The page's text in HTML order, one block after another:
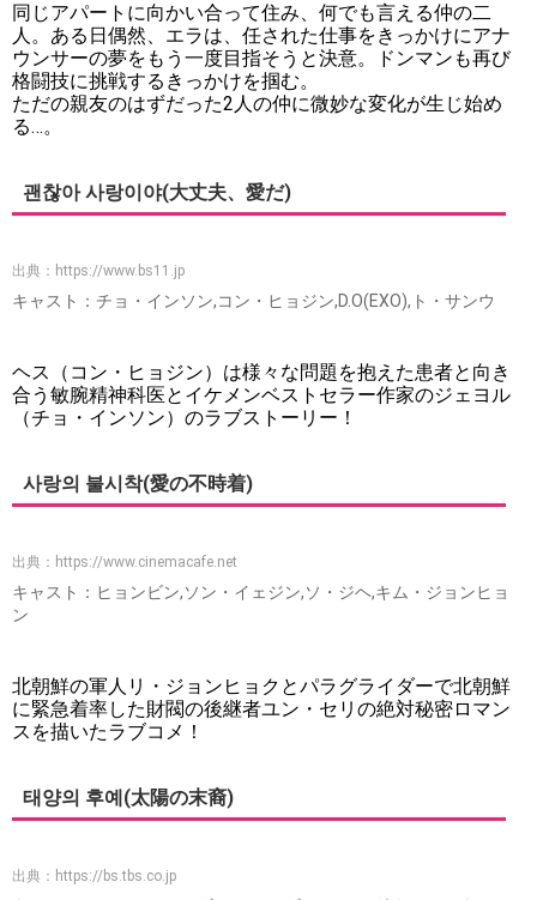
同じアパートに向かい合って住み、何でも言える仲の二
人。ある日偶然、エラは、任された仕事をきっかけにアナ
ウンサーの夢をもう一度目指そうと決意。ドンマンも再び
格闘技に挑戦するきっかけを掴む。
ただの親友のはずだった2人の仲に微妙な変化が生じ始め
る…。
괜찮아 사랑이야(大丈夫、愛だ)
出典： https://www.bs11.jp
キャスト：チョ・インソン,コン・ヒョジン,D.O(EXO),ト・サンウ
ヘス（コン・ヒョジン）は様々な問題を抱えた患者と向き
合う敏腕精神科医とイケメンベストセラー作家のジェヨル
（チョ・インソン）のラブストーリー！
사랑의 불시착(愛の不時着)
出典： https://www.cinemacafe.net
キャスト：ヒョンビン,ソン・イェジン,ソ・ジヘ,キム・ジョンヒョ
ン
北朝鮮の軍人リ・ジョンヒョクとパラグライダーで北朝鮮
に緊急着率した財閥の後継者ユン・セリの絶対秘密ロマン
スを描いたラブコメ！
태양의 후예(太陽の末裔)
出典： https://bs.tbs.co.jp